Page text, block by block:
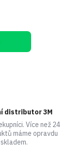
distributor 3M
Více než 24
máme opravdu
skladem.